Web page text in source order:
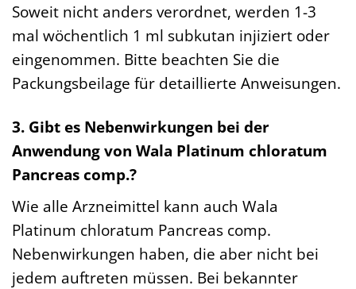
Soweit nicht anders verordnet, werden 1-3
mal wöchentlich 1 ml subkutan injiziert oder
eingenommen. Bitte beachten Sie die
Packungsbeilage für detaillierte Anweisungen.
3. Gibt es Nebenwirkungen bei der
Anwendung von Wala Platinum chloratum
Pancreas comp.?
Wie alle Arzneimittel kann auch Wala
Platinum chloratum Pancreas comp.
Nebenwirkungen haben, die aber nicht bei
jedem auftreten müssen. Bei bekannter